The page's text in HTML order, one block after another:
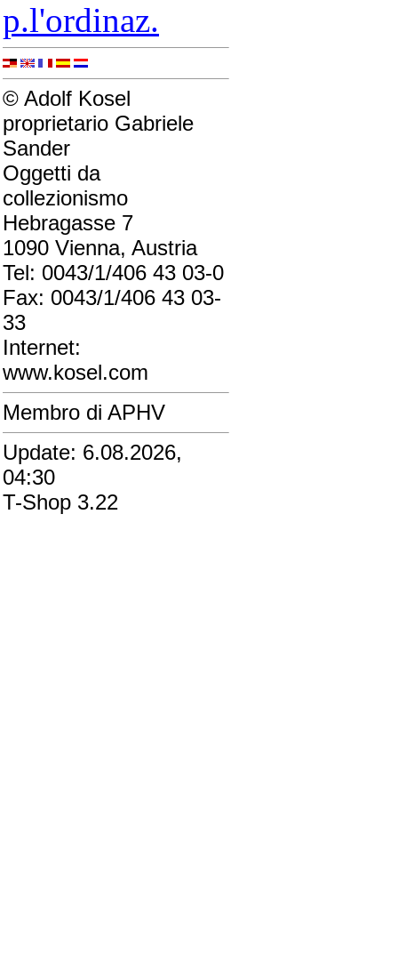
p.l'ordinaz.
© Adolf Kosel
proprietario Gabriele
Sander
Oggetti da
collezionismo
Hebragasse 7
1090 Vienna, Austria
Tel: 0043/1/406 43 03-0
Fax: 0043/1/406 43 03-
33
Internet:
www.kosel.com
Membro di APHV
Update: 6.08.2026,
04:30
T-Shop 3.22